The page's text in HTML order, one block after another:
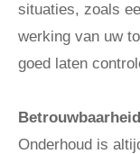
situaties, zoals
werking van uw
goed laten
Betrouwbaarheid
Onderhoud is